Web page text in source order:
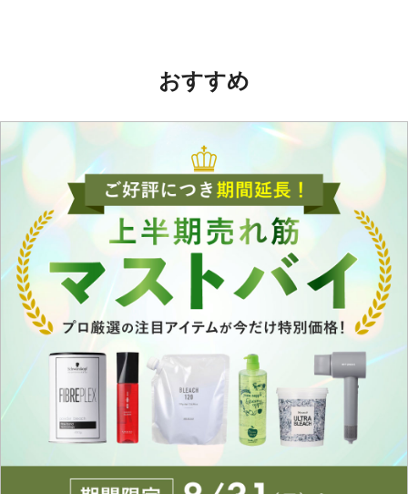
おすすめ